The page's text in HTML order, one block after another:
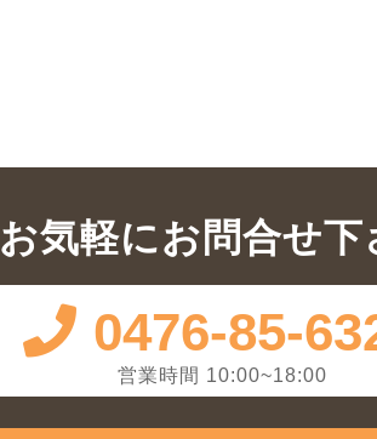
お気軽にお問合せ下
0476-85-
営業時間 10:00~18:00